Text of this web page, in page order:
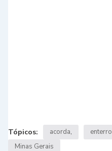
Tópicos: acorda enterro
Minas Gerais